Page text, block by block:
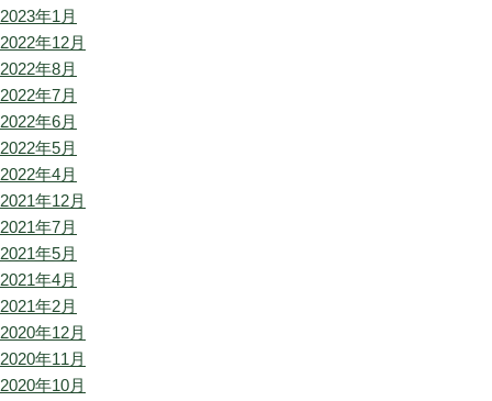
2023年1月
2022年12月
2022年8月
2022年7月
2022年6月
2022年5月
2022年4月
2021年12月
2021年7月
2021年5月
2021年4月
2021年2月
2020年12月
2020年11月
2020年10月